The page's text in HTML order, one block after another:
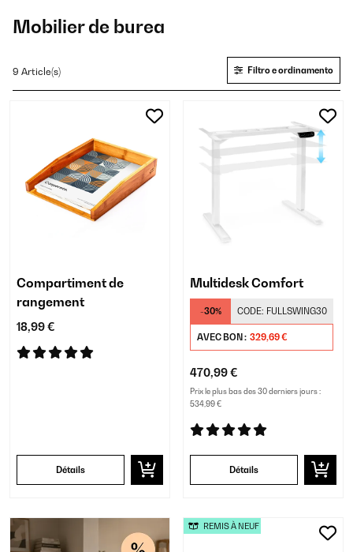
Mobilier de burea
9 Article(s) Filtro e ordinamento
Compartiment de
rangement
18,99 €
Détails
Multidesk Comfort
-30% CODE: FULLSWING30
AVEC BON : 329,69 €
470,99 €
Prix le plus bas des 30 derniers jours :
534,99 €
Détails
REMIS À NEUF